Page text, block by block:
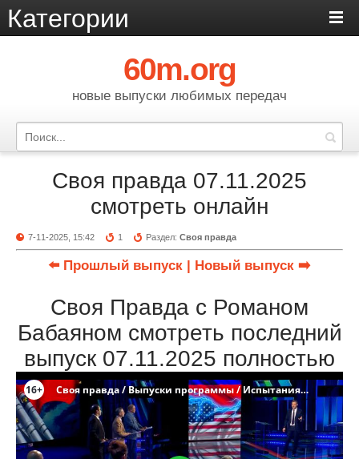
Категории
60m.org
новые выпуски любимых передач
Своя правда 07.11.2025
смотреть онлайн
7-11-2025, 15:42 1 Раздел:Своя правда
⬅️ Прошлый выпуск | Новый выпуск ➡️
Своя Правда с Романом
Бабаяном смотреть последний
выпуск 07.11.2025 полностью